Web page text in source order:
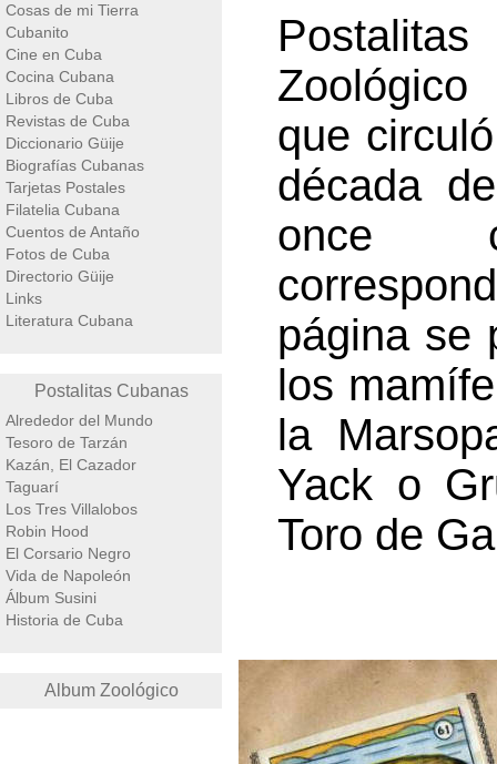
Cosas de mi Tierra
Cubanito
Cine en Cuba
Cocina Cubana
Libros de Cuba
Revistas de Cuba
Diccionario Güije
Biografías Cubanas
Tarjetas Postales
Filatelia Cubana
Cuentos de Antaño
Fotos de Cuba
Directorio Güije
Links
Literatura Cubana
Postalitas Cubanas
Alrededor del Mundo
Tesoro de Tarzán
Kazán, El Cazador
Taguarí
Los Tres Villalobos
Robin Hood
El Corsario Negro
Vida de Napoleón
Álbum Susini
Historia de Cuba
Album Zoológico
que
década
once
página se
los
la
Yack o
Toro de